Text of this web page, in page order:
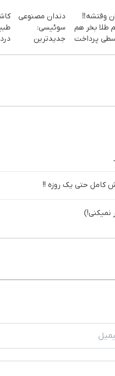
وقتشه‼️
طلا بخر هم
پرداخت
دندان مصنوعی
سوئیسی:
جدیدترین
کامل حتی یک روزه !!
نمیکنی!)